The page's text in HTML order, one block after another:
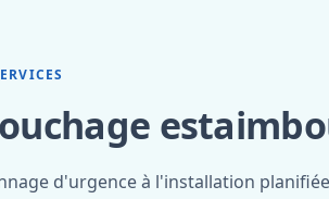
d'urgence à l'installation